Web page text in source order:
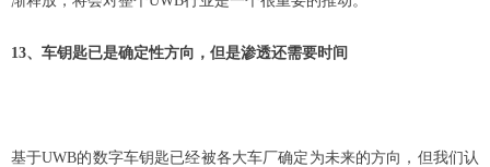
13、车钥匙已是确定性方向，但是渗透还需要时间
基于UWB的数字车钥匙已经被各大车厂确定为未来的方向，但我们认